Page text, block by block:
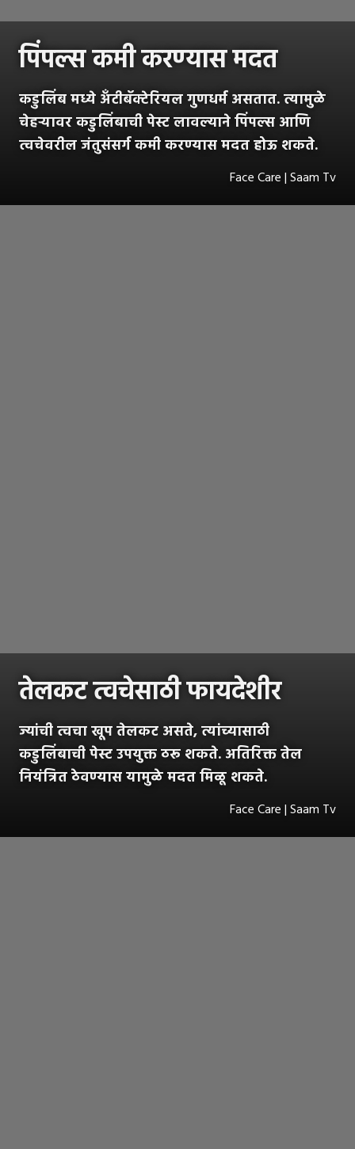
पिंपल्स कमी करण्यास मदत
कडुलिंब मध्ये अँटीबॅक्टेरियल गुणधर्म असतात. त्यामुळे
चेहऱ्यावर कडुलिंबाची पेस्ट लावल्याने पिंपल्स आणि
त्वचेवरील जंतुसंसर्ग कमी करण्यास मदत होऊ शकते.
Face Care | Saam Tv
तेलकट त्वचेसाठी फायदेशीर
ज्यांची त्वचा खूप तेलकट असते, त्यांच्यासाठी
कडुलिंबाची पेस्ट उपयुक्त ठरू शकते. अतिरिक्त तेल
नियंत्रित ठेवण्यास यामुळे मदत मिळू शकते.
Face Care | Saam Tv